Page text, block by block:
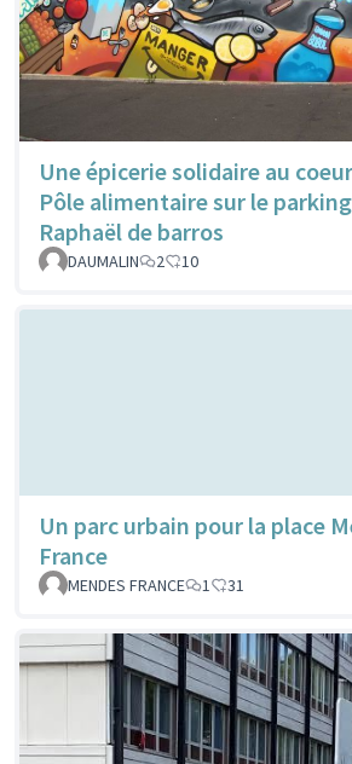
Une épicerie solidaire au
Pôle alimentaire sur le parking
Raphaël de barros
DAUMALIN 2 10
Un parc urbain pour la place
France
MENDES FRANCE 1 31